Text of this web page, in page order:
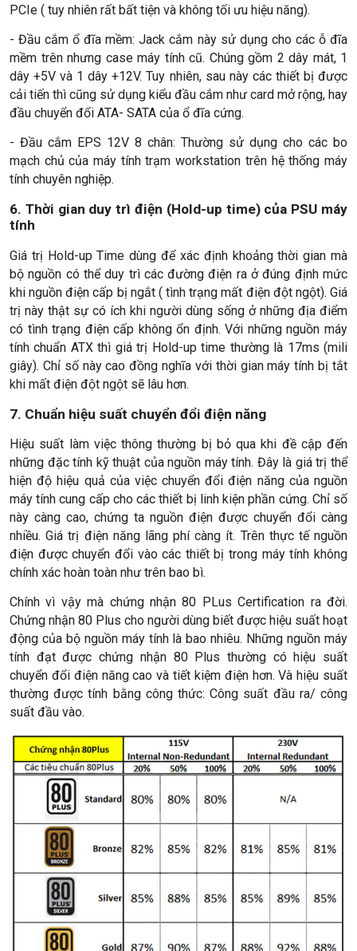
PCIe ( tuy nhiên rất bất tiện và không tối ưu hiệu năng).
- Đầu cắm ổ đĩa mềm: Jack cắm này sử dụng cho các ỗ đĩa
mềm trên nhưng case máy tính cũ. Chúng gồm 2 dây mát, 1
dây +5V và 1 dây +12V. Tuy nhiên, sau này các thiết bị được
cải tiến thì cũng sử dụng kiểu đầu cắm như card mở rộng, hay
đầu chuyển đổi ATA- SATA của ổ đĩa cứng.
- Đầu cắm EPS 12V 8 chân: Thường sử dụng cho các bo
mạch chủ của máy tính trạm workstation trên hệ thống máy
tính chuyên nghiệp.
6. Thời gian duy trì điện (Hold-up time) của PSU máy
tính
Giá trị Hold-up Time dùng để xác định khoảng thời gian mà
bộ nguồn có thể duy trì các đường điện ra ở đúng định mức
khi nguồn điện cấp bị ngắt ( tình trạng mất điện đột ngột). Giá
trị này thật sự có ích khi người dùng sống ở những địa điểm
có tình trạng điện cấp không ổn định. Với những nguồn máy
tính chuẩn ATX thì giá trị Hold-up time thường là 17ms (mili
giây). Chỉ số này cao đồng nghĩa với thời gian máy tính bị tắt
khi mất điện đột ngột sẽ lâu hơn.
7. Chuẩn hiệu suất chuyển đổi điện năng
Hiệu suất làm việc thông thường bị bỏ qua khi đề cập đến
những đặc tính kỹ thuật của nguồn máy tính. Đây là giá trị thể
hiện độ hiệu quả của việc chuyển đổi điện năng của nguồn
máy tính cung cấp cho các thiết bị linh kiện phần cứng. Chỉ số
này càng cao, chứng ta nguồn điện được chuyển đổi càng
nhiều. Giá trị điện năng lãng phí càng ít. Trên thực tế nguồn
điện được chuyển đổi vào các thiết bị trong máy tính không
chính xác hoàn toàn như trên bao bì.
Chính vì vậy mà chứng nhận 80 PLus Certification ra đời.
Chứng nhận 80 Plus cho người dùng biết được hiệu suất hoạt
động của bộ nguồn máy tính là bao nhiêu. Những nguồn máy
tính đạt được chứng nhận 80 Plus thường có hiệu suất
chuyển đổi điện năng cao và tiết kiệm điện hơn. Và hiệu suất
thường được tính bằng công thức: Công suất đầu ra/ công
suất đầu vào.